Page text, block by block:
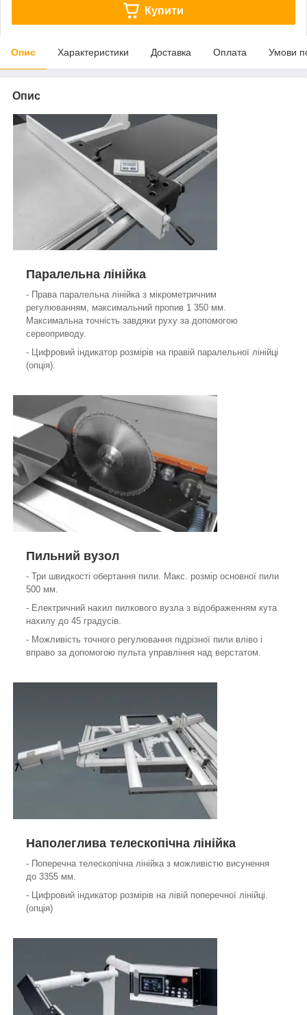
Купити
Опис Характеристики Доставка Оплата Умови
Опис
Паралельна лінійка
- Права паралельна лінійка з мікрометричним
регулюванням, максимальний пропив 1 350 мм.
Максимальна точність завдяки руху за допомогою
сервоприводу.
- Цифровий індикатор розмірів на правій паралельної лінійці
(опція).
Пильний вузол
- Три швидкості обертання пили. Макс. розмір основної пили
500 мм.
- Електричний нахил пилкового вузла з відображенням кута
нахилу до 45 градусів.
- Можливість точного регулювання підрізної пили вліво і
вправо за допомогою пульта управління над верстатом.
Наполеглива телескопічна лінійка
- Поперечна телескопічна лінійка з можливістю висунення
до 3355 мм.
- Цифровий індикатор розмірів на лівій поперечної лінійці.
(опція)